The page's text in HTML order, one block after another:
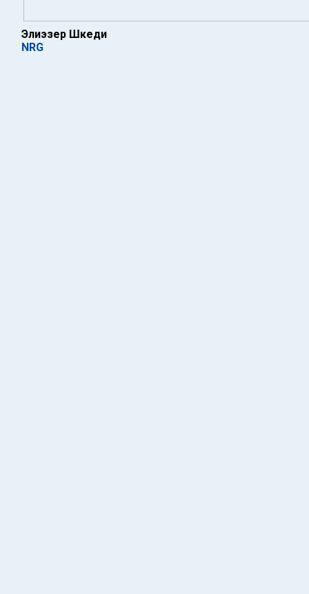
Элиэзер Шкеди
NRG